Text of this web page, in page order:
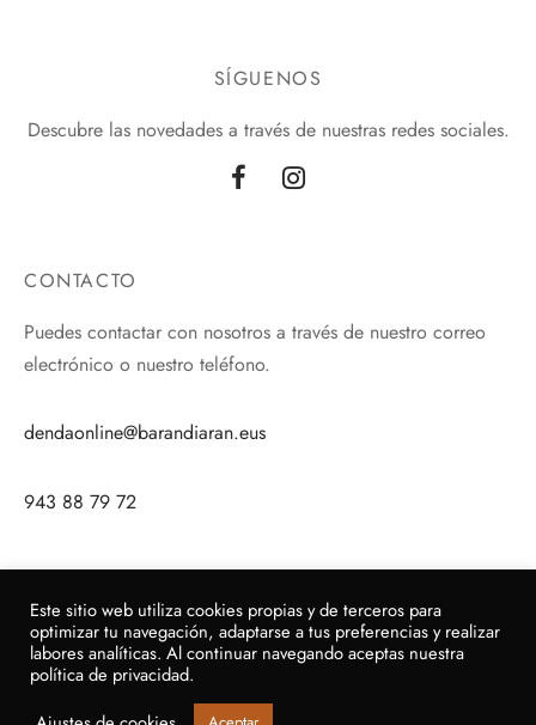
SÍGUENOS
Descubre las novedades a través de nuestras redes sociales.
CONTACTO
Puedes contactar con nosotros a través de nuestro correo
electrónico o nuestro teléfono.
dendaonline@barandiaran.eus
943 88 79 72
Este sitio web utiliza cookies propias y de terceros para
optimizar tu navegación, adaptarse a tus preferencias y realizar
labores analíticas. Al continuar navegando aceptas nuestra
política de privacidad.